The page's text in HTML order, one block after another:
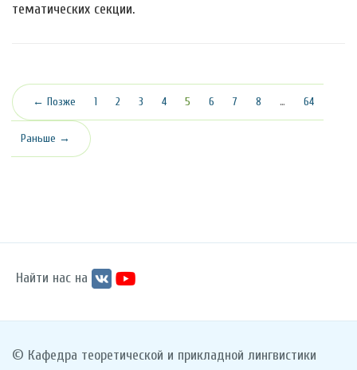
тематических секции.
← Позже 1 2 3 4 5 (текущая)
6 7 8 … 64
Раньше →
Найти нас на
© Кафедра теоретической и прикладной лингвистики